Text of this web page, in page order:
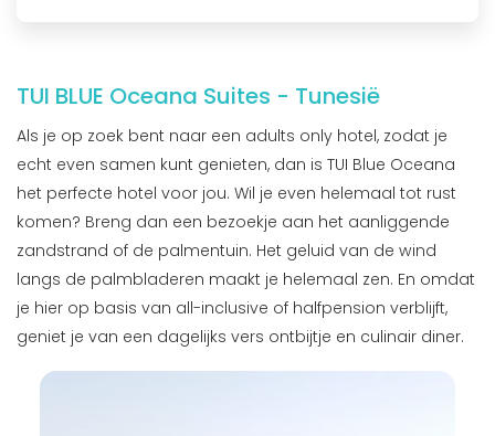
TUI BLUE Oceana Suites - Tunesië
Als je op zoek bent naar een adults only hotel, zodat je
echt even samen kunt genieten, dan is TUI Blue Oceana
het perfecte hotel voor jou. Wil je even helemaal tot rust
komen? Breng dan een bezoekje aan het aanliggende
zandstrand of de palmentuin. Het geluid van de wind
langs de palmbladeren maakt je helemaal zen. En omdat
je hier op basis van all-inclusive of halfpension verblijft,
geniet je van een dagelijks vers ontbijtje en culinair diner.